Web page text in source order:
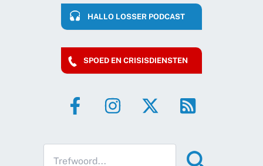
HALLO LOSSER PODCAST
SPOED EN CRISISDIENSTEN